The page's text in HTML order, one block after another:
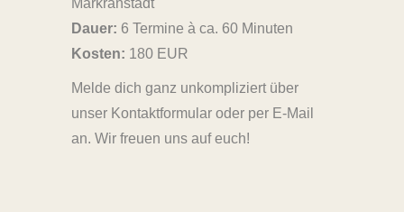
Markranstädt
Dauer: 6 Termine à ca. 60 Minuten
Kosten: 180 EUR
Melde dich ganz unkompliziert über
unser Kontaktformular oder per E-Mail
an. Wir freuen uns auf euch!